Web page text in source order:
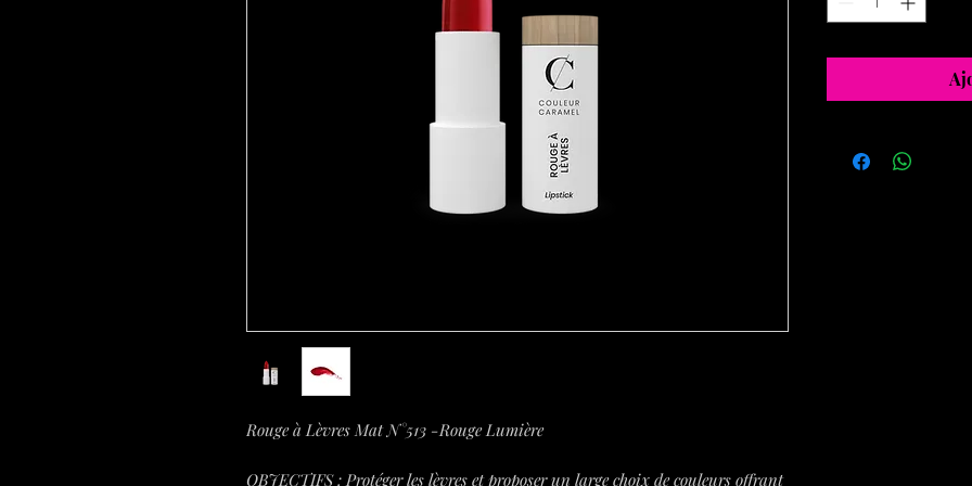
Rouge à Lèvres Mat N°513 -Rouge Lumière
OBJECTIFS : Protéger les lèvres et proposer un large choix de couleurs offrant